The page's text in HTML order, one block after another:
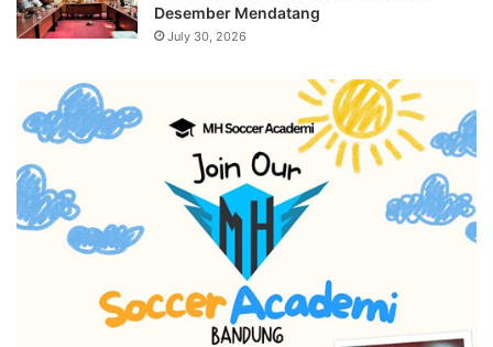
Desember Mendatang
July 30, 2026